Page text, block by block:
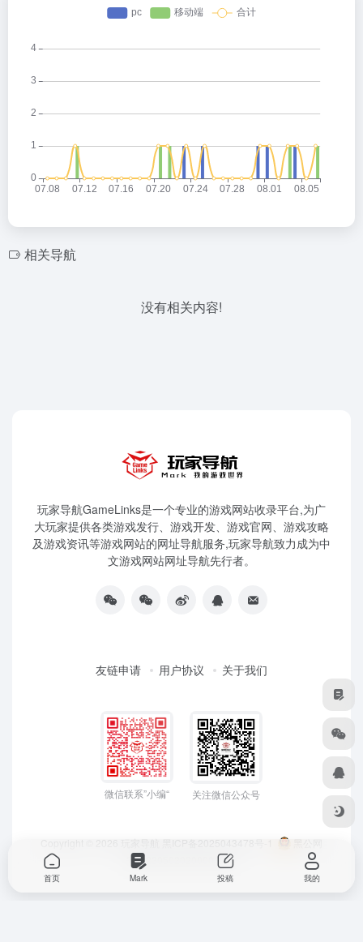
相关导航
没有相关内容!
玩家导航GameLinks是一个专业的游戏网站收录平台,为广
大玩家提供各类游戏发行、游戏开发、游戏官网、游戏攻略
及游戏资讯等游戏网站的网址导航服务,玩家导航致力成为中
文游戏网站网址导航先行者。
友链申请 用户协议 关于我们
微信联系”小编“ 关注微信公众号
Copyright © 2026 玩家导航 黑ICP备2025043478号-1
黑公网
安备23050202000033号
首页 Mark 投稿 我的